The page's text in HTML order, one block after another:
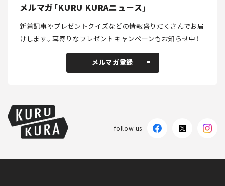
メルマガ「KURU KURAニュース」
新着記事やプレゼントクイズなどの情報盛りだくさんでお届
けします。耳寄りなプレゼントキャンペーンもお知らせ中！
メルマガ登録
follow us